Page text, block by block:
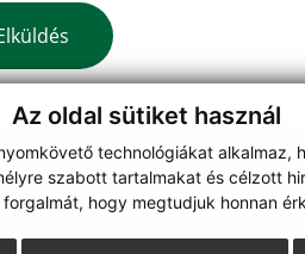
Az oldal sütiket használ
technológiákat alkalmaz,
szabott tartalmakat és célzott
hogy megtudjuk honnan
reCaptcha Response
webdesign|